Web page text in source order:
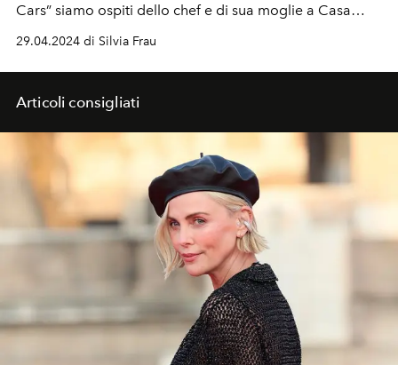
Cars” siamo ospiti dello chef e di sua moglie a Casa
Maria Luigia, tra le querce e il silenzio della campagna
29.04.2024 di Silvia Frau
Articoli consigliati